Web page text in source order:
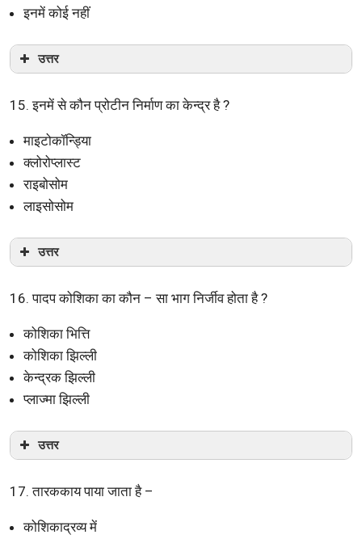
इनमें कोई नहीं
उत्तर
15. इनमें से कौन प्रोटीन निर्माण का केन्द्र है ?
माइटोकॉन्ड्यिा
क्लोरोप्लास्ट
राइबोसोम
लाइसोसोम
उत्तर
16. पादप कोशिका का कौन – सा भाग निर्जीव होता है ?
कोशिका भित्ति
कोशिका झिल्ली
केन्द्रक झिल्ली
प्लाज्मा झिल्ली
उत्तर
17. तारककाय पाया जाता है –
कोशिकाद्रव्य में